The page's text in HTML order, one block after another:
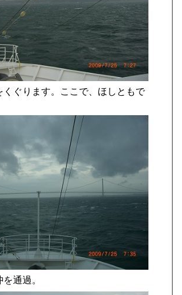
くぐります。ここで、ほしともで
通過。